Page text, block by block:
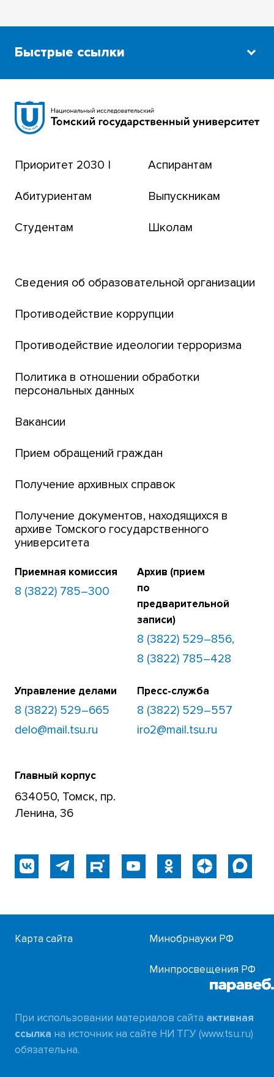
Быстрые ссылки
Сибирский ботанический сад
Томский региональный центр коллективного
Транссибирский научный путь
Парк социогуманитарных технологий ТГУ
Английский для всех
ТГУ
Интернет-лицей
Открытые онлайн-курсы (MOOCs)
Платежи онлайн
Банк инициатив по развитию университета
Приоритет 2030 |
Абитуриентам
Студентам
Аспирантам
Выпускникам
Школам
Сведения об образовательной организации
Противодействие коррупции
Противодействие идеологии терроризма
Политика в отношении обработки
персональных данных
Вакансии
Прием обращений граждан
Получение архивных справок
Получение документов, находящихся в
архиве Томского государственного
университета
Приемная комиссия
8 (3822) 785–300
Архив (прием
по
предварительной
записи)
8 (3822) 529–856,
8 (3822) 785–428
Управление делами
8 (3822) 529–665
delo@mail.tsu.ru
Пресс-служба
8 (3822) 529–557
iro2@mail.tsu.ru
Главный корпус
634050, Томск, пр.
Ленина, 36
Карта сайта Минобрнауки РФ
Минпросвещения РФ
При использовании материалов сайта активная
ссылка на источник на сайте НИ ТГУ (www.tsu.ru)
обязательна.